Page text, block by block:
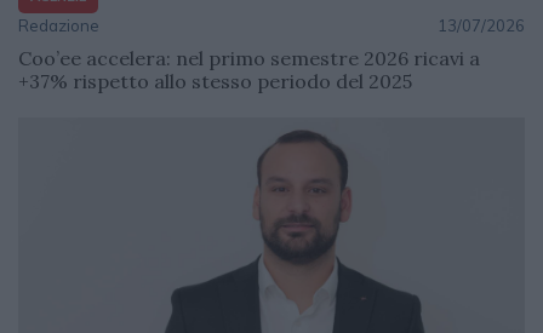
Redazione 13/07/2026
Coo’ee accelera: nel primo semestre 2026 ricavi a
+37% rispetto allo stesso periodo del 2025